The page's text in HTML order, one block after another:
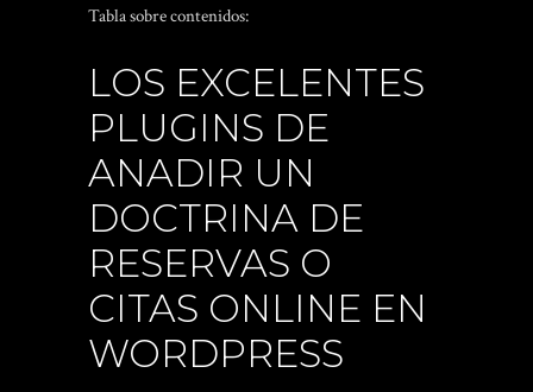
Tabla sobre contenidos:
LOS EXCELENTES
PLUGINS DE
ANADIR UN
DOCTRINA DE
RESERVAS O
CITAS ONLINE EN
WORDPRESS